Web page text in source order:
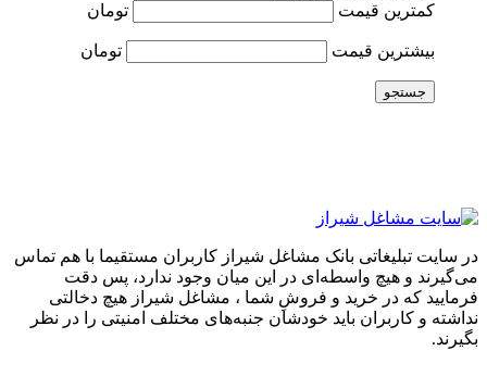
کمترین قیمت
تومان
بیشترین قیمت تومان
جستجو
در سایت تبلیغاتی بانک مشاغل شیراز کاربران مستقیما با هم تماس
می‌گیرند و هیچ واسطه‌ای در این میان وجود ندارد، پس دقت
فرمایید که در خرید و فروشِ شما ، مشاغل شیراز هیچ دخالتی
نداشته و کاربران باید خودشان جنبه‌های مختلف امنیتی را در نظر
بگیرند.